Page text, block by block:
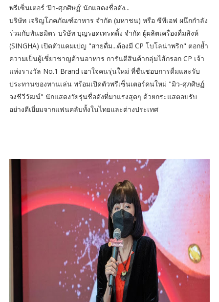
พรีเซ็นเตอร์ ‘มิว-ศุภศิษฏ์’ นักแสดงชื่อดัง...
บริษัท เจริญโภคภัณฑ์อาหาร จำกัด (มหาชน) หรือ ซีพีเอฟ ผนึกกำลัง
ร่วมกับพันธมิตร บริษัท บุญรอดเทรดดิ้ง จำกัด ผู้ผลิตเครื่องดื่มสิงห์
(SINGHA) เปิดตัวแคมเปญ "สายดื่ม...ต้องมี CP โบโลน่าพริก" ตอกย้ำ
ความเป็นผู้เชี่ยวชาญด้านอาหาร การันตีสินค้ากลุ่มไส้กรอก CP เจ้า
แห่งรางวัล No.1 Brand เอาใจคนรุ่นใหม่ ที่ชื่นชอบการดื่มและรับ
ประทานของทานเล่น พร้อมเปิดตัวพรีเซ็นเตอร์คนใหม่ "มิว-ศุภศิษฏ์
จงชีวีวัฒน์" นักแสดงวัยรุ่นชื่อดังที่มาแรงสุดๆ ด้วยกระแสตอบรับ
อย่างดีเยี่ยมจากแฟนคลับทั้งในไทยและต่างประเทศ